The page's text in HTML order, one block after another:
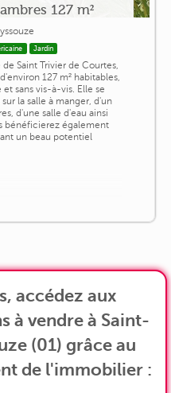
127 m²
Jardin
Saint Trivier de Courtes,
127 m² habitables,
sans vis-à-vis. Elle se
la salle à manger, d'un
d'une salle d'eau ainsi
bénéficierez également
un beau potentiel
accédez aux
à vendre à Saint-
(01) grâce au
de l'immobilier :